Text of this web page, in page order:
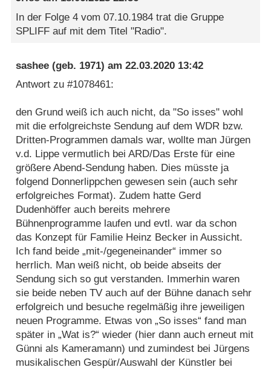
In der Folge 4 vom 07.10.1984 trat die Gruppe
SPLIFF auf mit dem Titel "Radio".
sashee (geb. 1971) am22.03.2020 13:42
Antwort zu #1078461:
den Grund weiß ich auch nicht, da "So isses" wohl
mit die erfolgreichste Sendung auf dem WDR bzw.
Dritten-Programmen damals war, wollte man Jürgen
v.d. Lippe vermutlich bei ARD/Das Erste für eine
größere Abend-Sendung haben. Dies müsste ja
folgend Donnerlippchen gewesen sein (auch sehr
erfolgreiches Format). Zudem hatte Gerd
Dudenhöffer auch bereits mehrere
Bühnenprogramme laufen und evtl. war da schon
das Konzept für Familie Heinz Becker in Aussicht.
Ich fand beide „mit-/gegeneinander“ immer so
herrlich. Man weiß nicht, ob beide abseits der
Sendung sich so gut verstanden. Immerhin waren
sie beide neben TV auch auf der Bühne danach sehr
erfolgreich und besuche regelmäßig ihre jeweiligen
neuen Programme. Etwas von „So isses“ fand man
später in „Wat is?“ wieder (hier dann auch erneut mit
Günni als Kameramann) und zumindest bei Jürgens
musikalischen Gespür/Auswahl der Künstler bei